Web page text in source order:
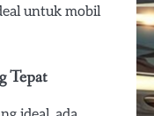
untuk mobil
Tepat